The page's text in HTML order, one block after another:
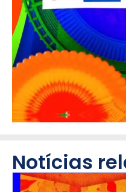
Notícias